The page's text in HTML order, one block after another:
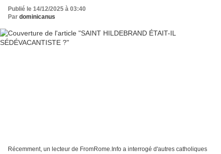
Publié le 14/12/2025 à 03:40
Par dominicanus
Récemment, un lecteur de FromRome.Info a interrogé d'autres catholiques